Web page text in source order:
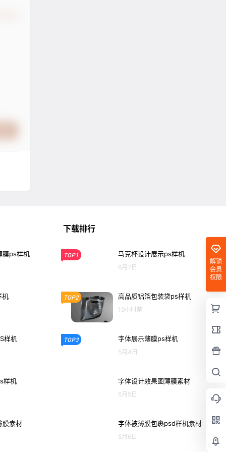
解锁
会员
权限
膜ps样机
机
样机
样机
膜素材
下载排行
TOP1 马克杯设计展示ps样机
6月7日
TOP2 高品质铝箔包装袋ps样机
19小时前
TOP3 字体展示薄膜ps样机
5月4日
字体设计效果图薄膜素材
5月5日
字体被薄膜包裹psd样机素材
5月6日